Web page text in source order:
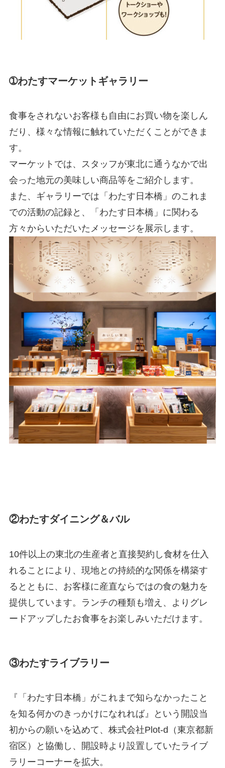
➀わたすマーケットギャラリー
食事をされないお客様も自由にお買い物を楽しん
だり、様々な情報に触れていただくことができま
す。
マーケットでは、スタッフが東北に通うなかで出
会った地元の美味しい商品等をご紹介します。
また、ギャラリーでは「わたす日本橋」のこれま
での活動の記録と、「わたす日本橋」に関わる
方々からいただいたメッセージを展示します。
②わたすダイニング＆バル
10件以上の東北の生産者と直接契約し食材を仕入
れることにより、現地との持続的な関係を構築す
るとともに、お客様に産直ならではの食の魅力を
提供しています。ランチの種類も増え、よりグレ
ードアップしたお食事をお楽しみいただけます。
③わたすライブラリー
『「わたす日本橋」がこれまで知らなかったこと
を知る何かのきっかけになれれば』という開設当
初からの願いを込めて、株式会社Plot-d（東京都新
宿区）と協働し、開設時より設置していたライブ
ラリーコーナーを拡大。